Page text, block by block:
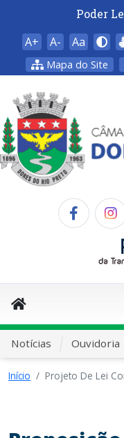
Poder
A+ A- Aa
Mapa do Site
Notícias Ouvidoria
Início Projeto De Lei